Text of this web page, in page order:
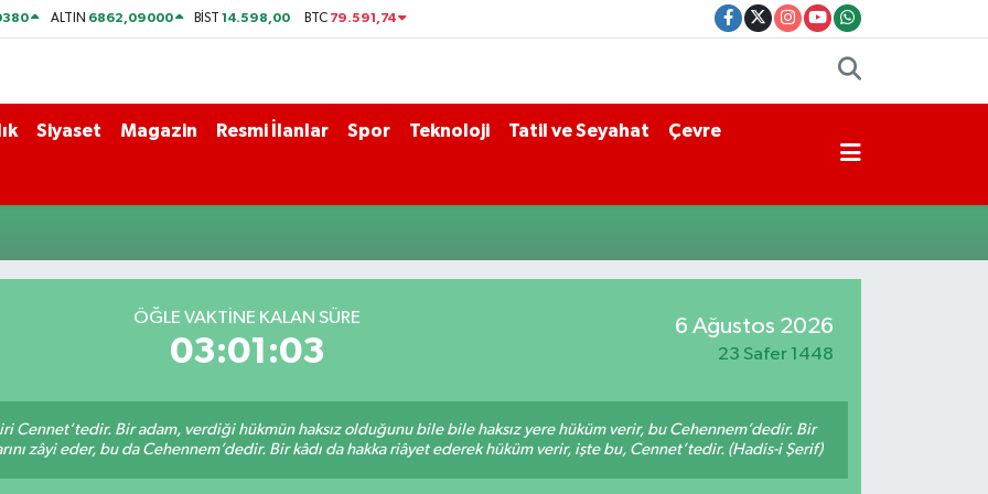
ALTIN 6862,09000 BİST14.598,00 BTC 79.591,74
Siyaset Magazin Resmi İlanlar Spor Teknoloji Tatil ve Seyahat Çevre
ÖĞLE VAKTİNE KALAN SÜRE
03:01:03
6 Ağustos 2026
23 Safer 1448
Cennet’tedir. Bir adam, verdiği hükmün haksız olduğunu bile bile haksız yere hüküm verir, bu Cehennem’dedir. Bir
zâyi eder, bu da Cehennem’dedir. Bir kâdı da hakka riâyet ederek hüküm verir, işte bu, Cennet’tedir. (Hadis-i Şerif)